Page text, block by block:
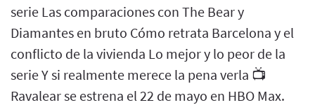
serie Las comparaciones con The Bear y
Diamantes en bruto Cómo retrata Barcelona y el
conflicto de la vivienda Lo mejor y lo peor de la
serie Y si realmente merece la pena verla 📺
Ravalear se estrena el 22 de mayo en HBO Max.